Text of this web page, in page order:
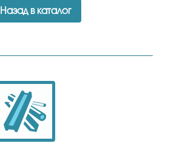
Назад в каталог